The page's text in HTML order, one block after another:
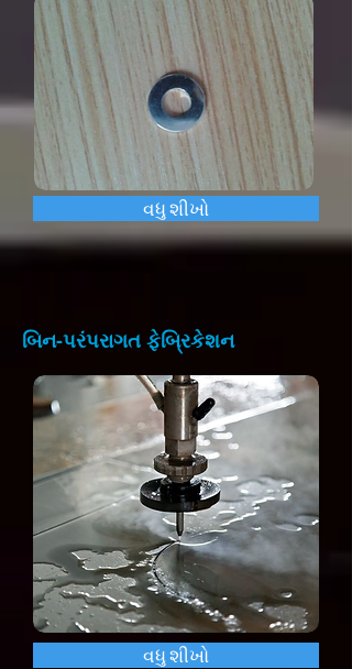
વધુ શીખો
બિન-પરંપરાગત ફેબ્રિકેશન
વધુ શીખો